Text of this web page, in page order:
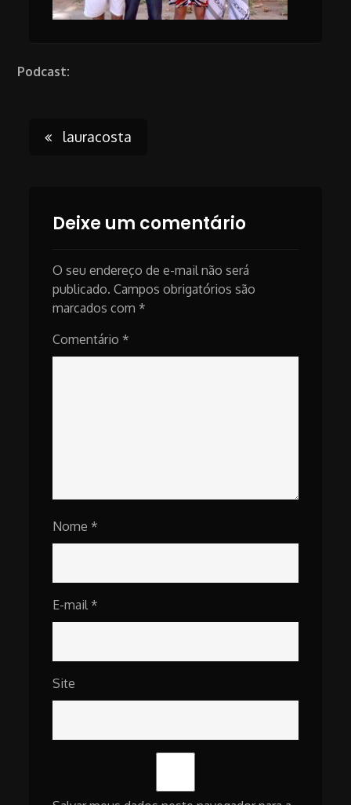
Podcast:
Post
navigation
lauracosta
Deixe um comentário
O seu endereço de e-mail não será
publicado. Campos obrigatórios são
marcados com *
Comentário *
Nome *
E-mail *
Site